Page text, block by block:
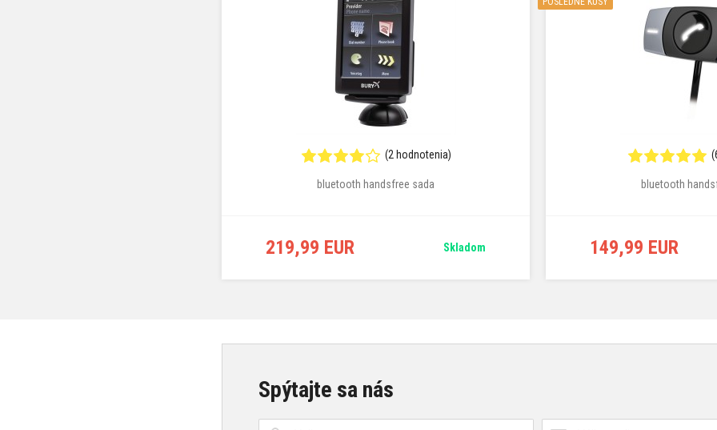
(2 hodnotenia)
bluetooth handsfree sada
219,99 EUR Skladom
bluetooth
149,99 EUR
Spýtajte sa nás